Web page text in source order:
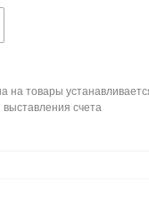
на товары
выставления счета